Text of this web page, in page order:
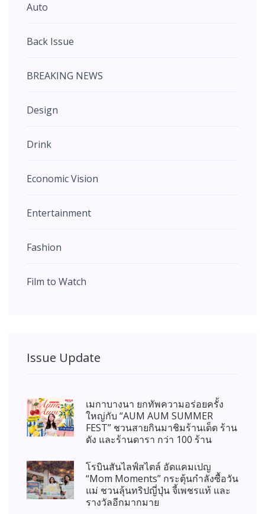
Auto
Back Issue
BREAKING NEWS
Design
Drink
Economic Vision
Entertainment
Fashion
Film to Watch
Issue Update
เมกาบางนา ยกทัพความอร่อยครั้ง
ใหญ่กับ “AUM AUM SUMMER
FEST” ชวนสายกินมาชิมร้านเด็ด ร้าน
ดัง และร้านดารา กว่า 100 ร้าน
โรบินสันไลฟ์สไตล์ อัดแคมเปญ
“Mom Moments” กระตุ้นกำลังซื้อวัน
แม่ ชวนลุ้นทริปญี่ปุ่น จี้เพชรแท้ และ
รางวัลอีกมากมาย